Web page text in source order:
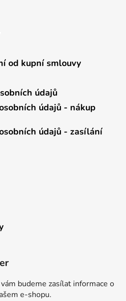
od kupní smlouvy
údajů
údajů - nákup
údajů - zasílání
budeme zasílat informace o
e-shopu.